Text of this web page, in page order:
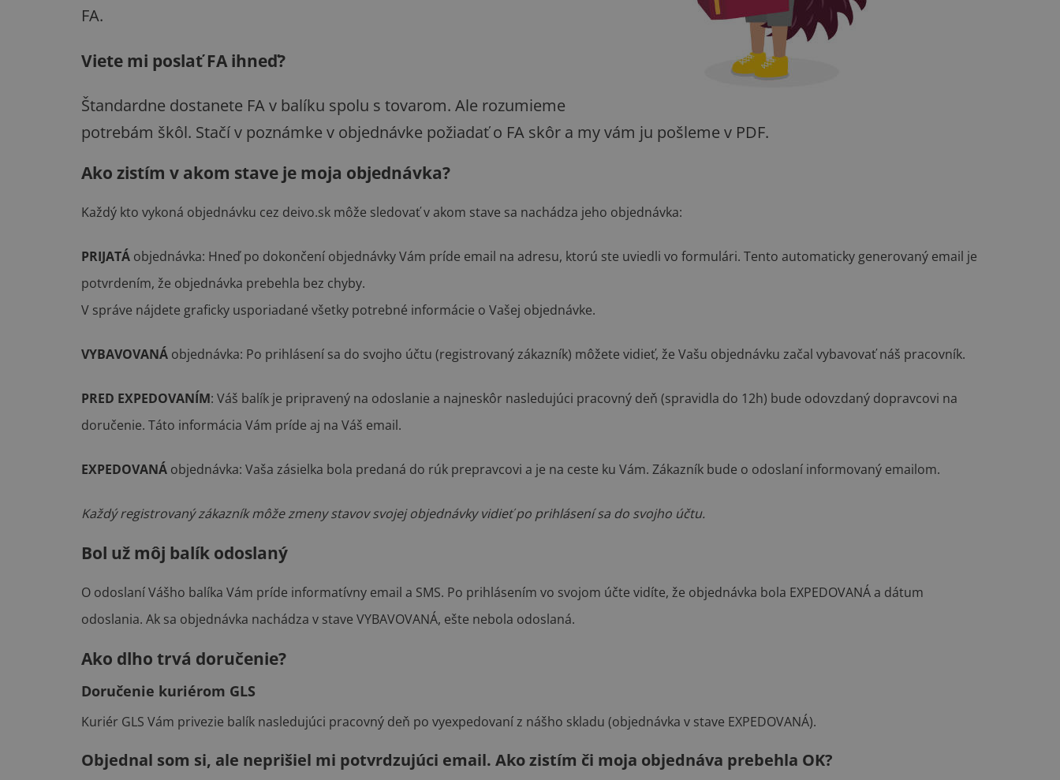
FA.
Viete mi poslať FA ihneď?
Štandardne dostanete FA v balíku spolu s tovarom. Ale rozumieme
potrebám škôl. Stačí v poznámke v objednávke požiadať o FA skôr a my vám ju pošleme v PDF.
Ako zistím v akom stave je moja objednávka?
Každý kto vykoná objednávku cez deivo.sk môže sledovať v akom stave sa nachádza jeho objednávka:
PRIJATÁ objednávka: Hneď po dokončení objednávky Vám príde email na adresu, ktorú ste uviedli vo formulári. Tento automaticky generovaný email je
potvrdením, že objednávka prebehla bez chyby.
V správe nájdete graficky usporiadané všetky potrebné informácie o Vašej objednávke.
VYBAVOVANÁ objednávka: Po prihlásení sa do svojho účtu (registrovaný zákazník) môžete vidieť, že Vašu objednávku začal vybavovať náš pracovník.
PRED EXPEDOVANÍM: Váš balík je pripravený na odoslanie a najneskôr nasledujúci pracovný deň (spravidla do 12h) bude odovzdaný dopravcovi na
doručenie. Táto informácia Vám príde aj na Váš email.
EXPEDOVANÁ objednávka: Vaša zásielka bola predaná do rúk prepravcovi a je na ceste ku Vám. Zákazník bude o odoslaní informovaný emailom.
Každý registrovaný zákazník môže zmeny stavov svojej objednávky vidieť po prihlásení sa do svojho účtu.
Bol už môj balík odoslaný
O odoslaní Vášho balíka Vám príde informatívny email a SMS. Po prihlásením vo svojom účte vidíte, že objednávka bola EXPEDOVANÁ a dátum
odoslania. Ak sa objednávka nachádza v stave VYBAVOVANÁ, ešte nebola odoslaná.
Ako dlho trvá doručenie?
Doručenie kuriérom GLS
Kuriér GLS Vám privezie balík nasledujúci pracovný deň po vyexpedovaní z nášho skladu (objednávka v stave EXPEDOVANÁ).
Objednal som si, ale neprišiel mi potvrdzujúci email. Ako zistím či moja objednáva prebehla OK?